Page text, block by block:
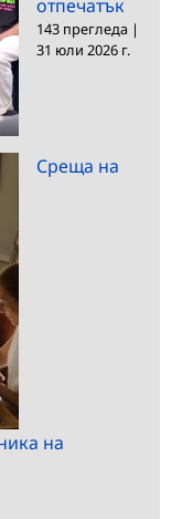
отпечатък
143 прегледа |
31 юли 2026 г.
Среща на
на